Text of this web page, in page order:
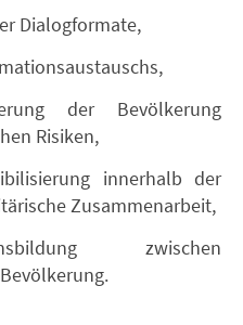
Dialogformate,
der Bevölkerung
Risiken,
innerhalb der
Zusammenarbeit,
zwischen